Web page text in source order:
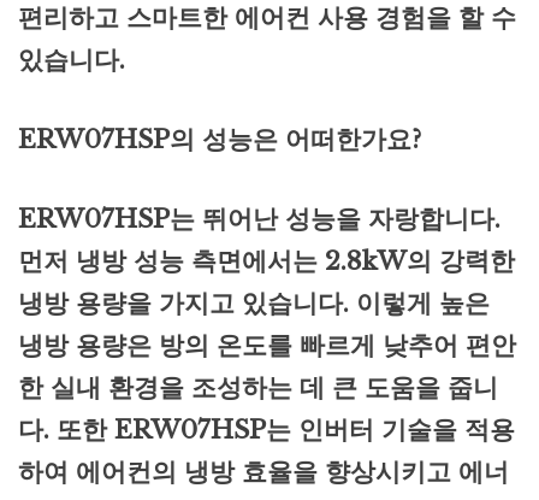
편리하고 스마트한 에어컨 사용 경험을 할 수
있습니다.
ERW07HSP의 성능은 어떠한가요?
ERW07HSP는 뛰어난 성능을 자랑합니다.
먼저 냉방 성능 측면에서는 2.8kW의 강력한
냉방 용량을 가지고 있습니다. 이렇게 높은
냉방 용량은 방의 온도를 빠르게 낮추어 편안
한 실내 환경을 조성하는 데 큰 도움을 줍니
다. 또한 ERW07HSP는 인버터 기술을 적용
하여 에어컨의 냉방 효율을 향상시키고 에너